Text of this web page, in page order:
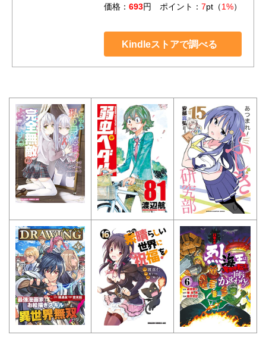
価格： 693円 ポイント： 7pt（1%）
Kindleストアで調べる